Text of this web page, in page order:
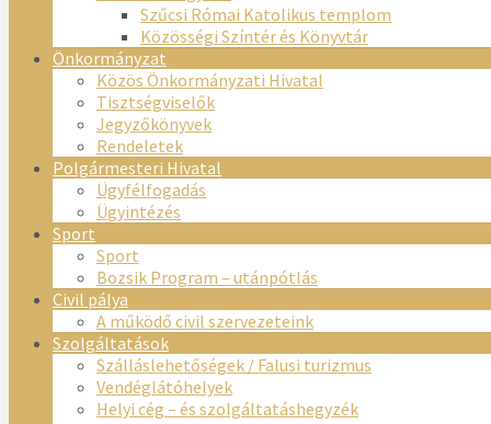
Szűcsi Római Katolikus templom
Közösségi Színtér és Könyvtár
Önkormányzat
Közös Önkormányzati Hivatal
Tisztségviselők
Jegyzőkönyvek
Rendeletek
Polgármesteri Hivatal
Ügyfélfogadás
Ügyintézés
Sport
Sport
Bozsik Program – utánpótlás
Civil pálya
A működő civil szervezeteink
Szolgáltatások
Szálláslehetőségek / Falusi turizmus
Vendéglátóhelyek
Helyi cég – és szolgáltatáshegyzék